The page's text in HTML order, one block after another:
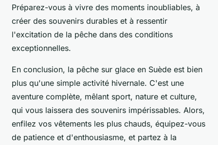
Préparez-vous à vivre des moments inoubliables, à
créer des souvenirs durables et à ressentir
l'excitation de la pêche dans des conditions
exceptionnelles.
En conclusion, la pêche sur glace en Suède est bien
plus qu'une simple activité hivernale. C'est une
aventure complète, mêlant sport, nature et culture,
qui vous laissera des souvenirs impérissables. Alors,
enfilez vos vêtements les plus chauds, équipez-vous
de patience et d'enthousiasme, et partez à la